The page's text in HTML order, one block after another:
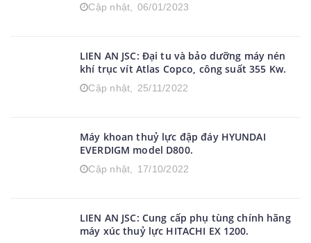
Cập nhật, 06/01/2023
LIEN AN JSC: Đại tu và bảo dưỡng máy nén
khí trục vít Atlas Copco, công suất 355 Kw.
Cập nhật, 25/11/2022
Máy khoan thuỷ lực đập đáy HYUNDAI
EVERDIGM model D800.
Cập nhật, 17/10/2022
LIEN AN JSC: Cung cấp phụ tùng chính hãng
máy xúc thuỷ lực HITACHI EX 1200.